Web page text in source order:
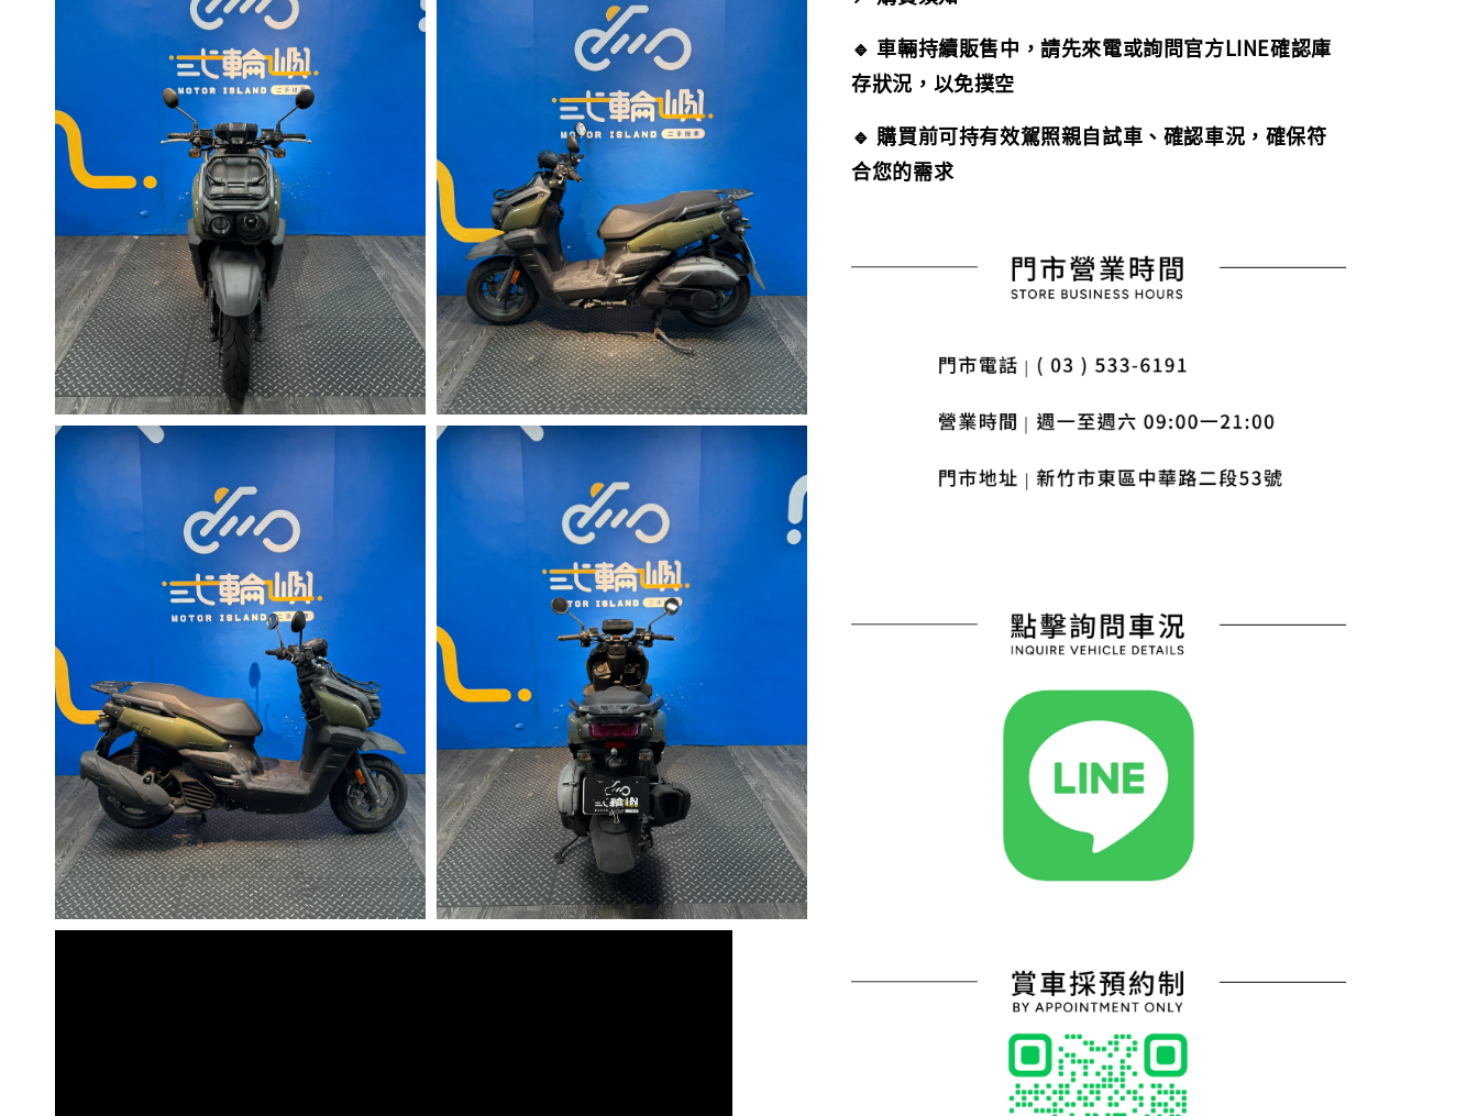
🔹 車輛持續販售中，請先來電或詢問官方LINE確認庫
存狀況，以免撲空
🔹 購買前可持有效駕照親自試車、確認車況，確保符
合您的需求